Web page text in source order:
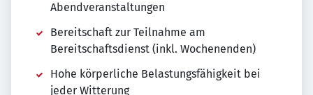
Abendveranstaltungen
Bereitschaft zur Teilnahme am
Bereitschaftsdienst (inkl. Wochenenden)
Hohe körperliche Belastungsfähigkeit bei
jeder Witterung